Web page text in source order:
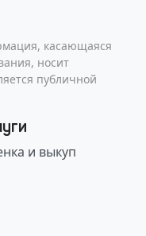
касающаяся
носит
публичной
и выкуп